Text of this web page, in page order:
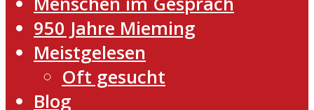
950 Jahre Mieming
Meistgelesen
Oft gesucht
Blog